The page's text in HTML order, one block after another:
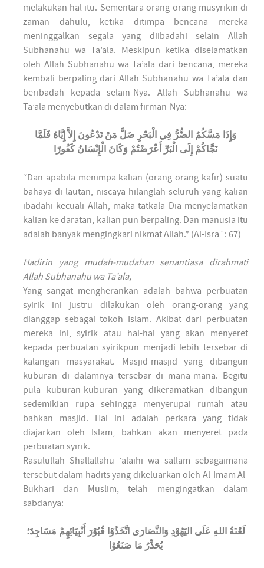
melakukan hal itu. Sementara orang-orang musyrikin di
zaman dahulu, ketika ditimpa bencana mereka
meninggalkan segala yang diibadahi selain Allah
Subhanahu wa Ta’ala. Meskipun ketika diselamatkan
oleh Allah Subhanahu wa Ta’ala dari bencana, mereka
kembali berpaling dari Allah Subhanahu wa Ta’ala dan
beribadah kepada selain-Nya. Allah Subhanahu wa
Ta’ala menyebutkan di dalam firman-Nya:
وَإِذَا مَسَّكُمُ الضُّرُّ فِي الْبَحْرِ ضَلَّ مَنْ تَدْعُونَ إِلاَّ إِيَّاهُ فَلَمَّا
نَجَّاكُمْ إِلَى الْبَرِّ أَعْرَضْتُمْ وَكَانَ الْإِنْسَانُ كَفُورًا
“Dan apabila menimpa kalian (orang-orang kafir) suatu
bahaya di lautan, niscaya hilanglah seluruh yang kalian
ibadahi kecuali Allah, maka tatkala Dia menyelamatkan
kalian ke daratan, kalian pun berpaling. Dan manusia itu
adalah banyak mengingkari nikmat Allah.” (Al-Isra`: 67)
Hadirin yang mudah-mudahan senantiasa dirahmati
Allah Subhanahu wa Ta’ala,
Yang sangat mengherankan adalah bahwa perbuatan
syirik ini justru dilakukan oleh orang-orang yang
dianggap sebagai tokoh Islam. Akibat dari perbuatan
mereka ini, syirik atau hal-hal yang akan menyeret
kepada perbuatan syirikpun menjadi lebih tersebar di
kalangan masyarakat. Masjid-masjid yang dibangun
kuburan di dalamnya tersebar di mana-mana. Begitu
pula kuburan-kuburan yang dikeramatkan dibangun
sedemikian rupa sehingga menyerupai rumah atau
bahkan masjid. Hal ini adalah perkara yang tidak
diajarkan oleh Islam, bahkan akan menyeret pada
perbuatan syirik.
Rasulullah Shallallahu ‘alaihi wa sallam sebagaimana
tersebut dalam hadits yang dikeluarkan oleh Al-Imam Al-
Bukhari dan Muslim, telah mengingatkan dalam
sabdanya:
لَعْنَةُ اللهِ عَلَى اليَهُوْدِ وَالنَّصَارَى اتَّخَذُوْا قُبُوْرَ أَنْبِيَائِهِمْ مَسَاجِدَ؛
يُحَذِّرُ مَا صَنَعُوْا